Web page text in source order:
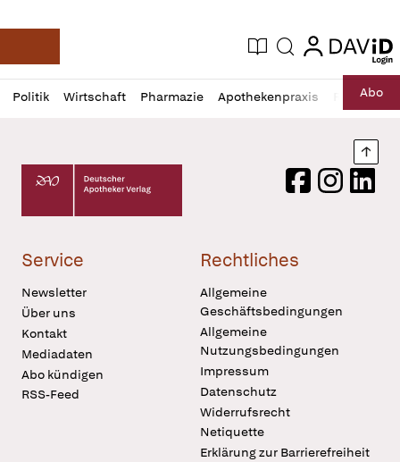
Deutsche Apotheker Zeitung
Aktuelle Ausgabe
Suche login
login
Politik Wirtschaft Pharmazie Apothekenpraxis RechtAbo
Profil
öffnen
Daz
Pur
Deutscher Apotheker Verlag Logo
FacebookInstagram
Service
Newsletter
Über uns
Kontakt
Mediadaten
Abo kündigen
RSS-Feed
Rechtliches
Allgemeine
Geschäftsbedingungen
Allgemeine
Nutzungsbedingungen
Impressum
Datenschutz
Widerrufsrecht
Netiquette
Erklärung zur Barrierefreiheit